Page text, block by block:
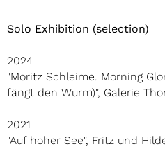
Solo Exhibition (selection)
2024
"Moritz Schleime. Morning
fängt den Wurm)", Galerie
2021
"Auf hoher See", Fritz und